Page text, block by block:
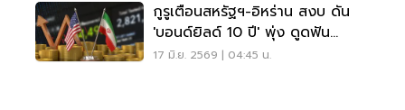
กูรูเตือนสหรัฐฯ-อิหร่าน สงบ ดัน
'บอนด์ยิลด์ 10 ปี' พุ่ง ดูดฟัน
ด์โฟลว์ทิ้งหุ้น
17 มิ.ย. 2569 | 04:45 น.